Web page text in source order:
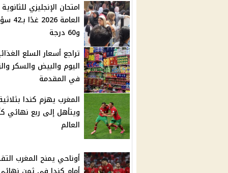
امتحان الإنجليزي للثانوية
العامة 2026
و60 درجة
تراجع أسعار السلع
اليوم والبيض والسكر
في المقدمة
المغرب يهزم كندا
ويتأهل إلى ربع نهائي
العالم
أوناحي يمنح المغرب